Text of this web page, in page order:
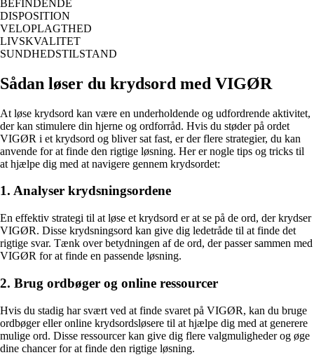
BEFINDENDE
DISPOSITION
VELOPLAGTHED
LIVSKVALITET
SUNDHEDSTILSTAND
Sådan løser du krydsord med VIGØR
At løse krydsord kan være en underholdende og udfordrende aktivitet,
der kan stimulere din hjerne og ordforråd. Hvis du støder på ordet
VIGØR i et krydsord og bliver sat fast, er der flere strategier, du kan
anvende for at finde den rigtige løsning. Her er nogle tips og tricks til
at hjælpe dig med at navigere gennem krydsordet:
1. Analyser krydsningsordene
En effektiv strategi til at løse et krydsord er at se på de ord, der krydser
VIGØR. Disse krydsningsord kan give dig ledetråde til at finde det
rigtige svar. Tænk over betydningen af de ord, der passer sammen med
VIGØR for at finde en passende løsning.
2. Brug ordbøger og online ressourcer
Hvis du stadig har svært ved at finde svaret på VIGØR, kan du bruge
ordbøger eller online krydsordsløsere til at hjælpe dig med at generere
mulige ord. Disse ressourcer kan give dig flere valgmuligheder og øge
dine chancer for at finde den rigtige løsning.